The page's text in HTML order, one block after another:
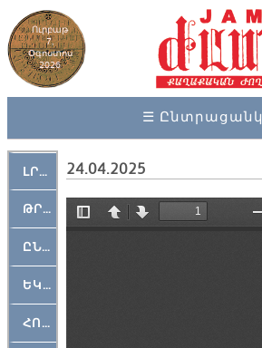
Ուրբաթ
7,
Օգոստոս
2026
☰ Ընտրացանկ
ԼՐԱՀՈՍ
ԹՐՔԱՀԱՅ ԿԵԱՆՔ
ԸՆԿԵՐԱՄՇԱԿՈՒԹԱՅԻՆ
ԵԿԵՂԵՑԱԿԱՆ
ՀՈԳԵՄՏԱՒՈՐ
24.04.2025